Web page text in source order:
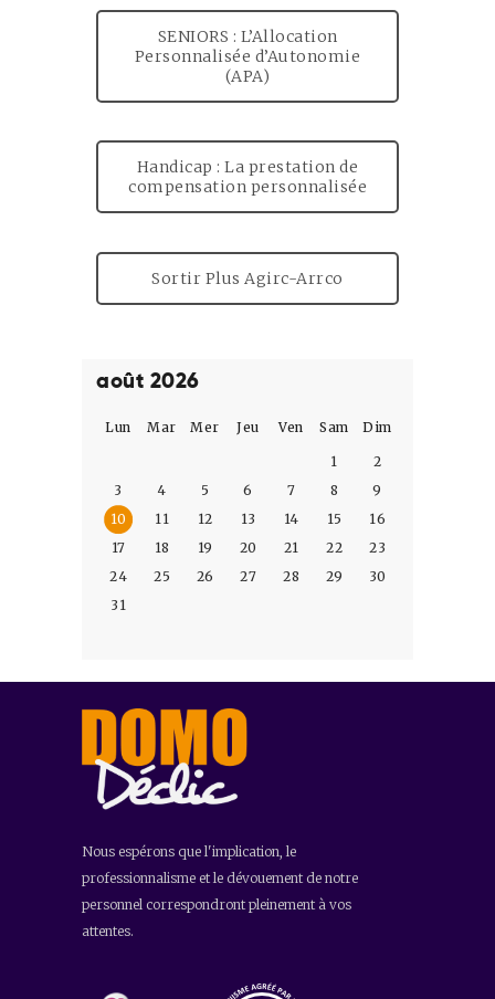
SENIORS : L’Allocation
Personnalisée d’Autonomie
(APA)
Handicap : La prestation de
compensation personnalisée
Sortir Plus Agirc-Arrco
août 2026
Lun Mar Mer Jeu Ven Sam Dim
1
2
3
4 5 6 7 8
9
10
11 12 13 14 15
16
17
18 19 20 21 22
23
24
25 26 27 28 29
30
31
Nous espérons que l'implication, le
professionnalisme et le dévouement de notre
personnel correspondront pleinement à vos
attentes.